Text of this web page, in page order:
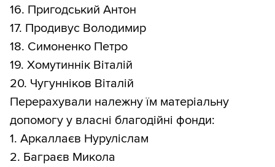
16. Пригодський Антон
17. Продивус Володимир
18. Симоненко Петро
19. Хомутиннік Віталій
20. Чугунніков Віталій
Перерахували належну їм матеріальну
допомогу у власні благодійні фонди:
1. Аркаллаєв Нуруліслам
2. Баграєв Микола